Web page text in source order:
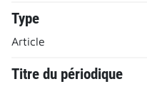
Type
Article
Titre du périodique